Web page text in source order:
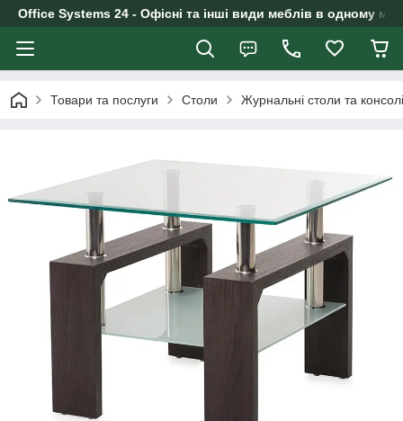
Office Systems 24 - Офісні та інші види меблів в одному
Товари та послуги Столи Журнальні столи та консолі